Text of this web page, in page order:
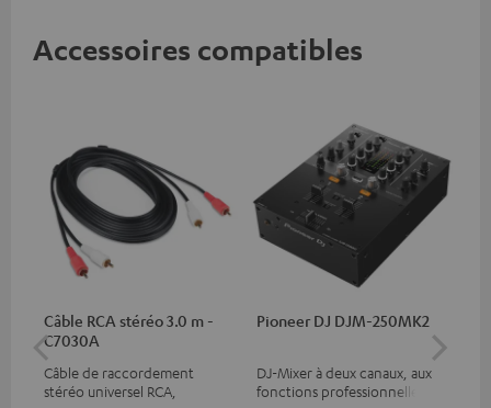
Accessoires compatibles
Câble RCA stéréo 3.0 m -
C7030A
Câble de raccordement
stéréo universel RCA,
Pioneer DJ DJM-250MK2
DJ-Mixer à deux canaux, aux
fonctions professionnelles et